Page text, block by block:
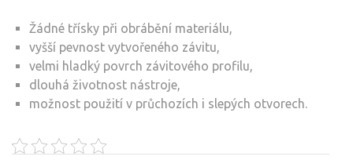
Žádné třísky při obrábění materiálu,
vyšší pevnost vytvořeného závitu,
velmi hladký povrch závitového profilu,
dlouhá životnost nástroje,
možnost použití v průchozích i slepých otvorech.